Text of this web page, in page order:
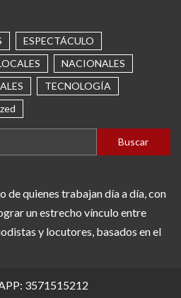
ESPECTÁCULO
NACIONALES
TECNOLOGÍA
de quienes trabajan día a día, con
un estrecho vínculo entre
y locutores, basados en el
3571515212